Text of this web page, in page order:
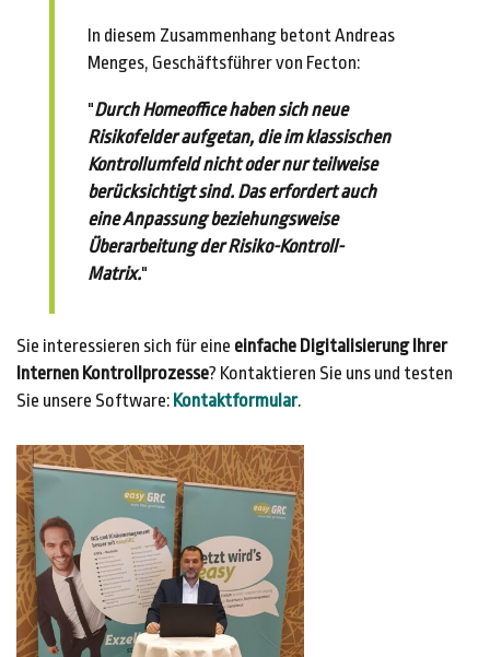
In diesem Zusammenhang betont Andreas
Menges, Geschäftsführer von Fecton:
"Durch Homeoffice haben sich neue
Risikofelder aufgetan, die im klassischen
Kontrollumfeld nicht oder nur teilweise
berücksichtigt sind. Das erfordert auch
eine Anpassung beziehungsweise
Überarbeitung der Risiko-Kontroll-
Matrix."
Sie interessieren sich für eine einfache Digitalisierung Ihrer
Internen Kontrollprozesse? Kontaktieren Sie uns und testen
Sie unsere Software: Kontaktformular.